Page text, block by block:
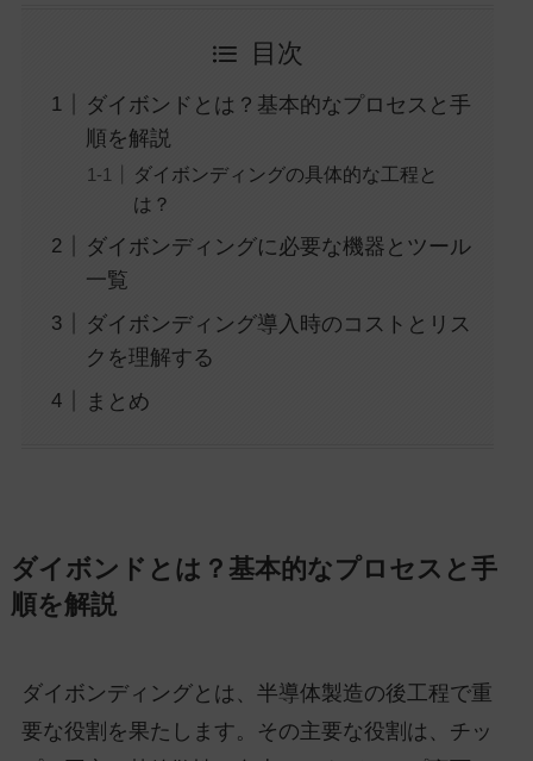
目次
ダイボンドとは？基本的なプロセスと手
順を解説
ダイボンディングの具体的な工程と
は？
ダイボンディングに必要な機器とツール
一覧
ダイボンディング導入時のコストとリス
クを理解する
まとめ
ダイボンドとは？基本的なプロセスと手
順を解説
ダイボンディングとは、半導体製造の後工程で重
要な役割を果たします。その主要な役割は、チッ